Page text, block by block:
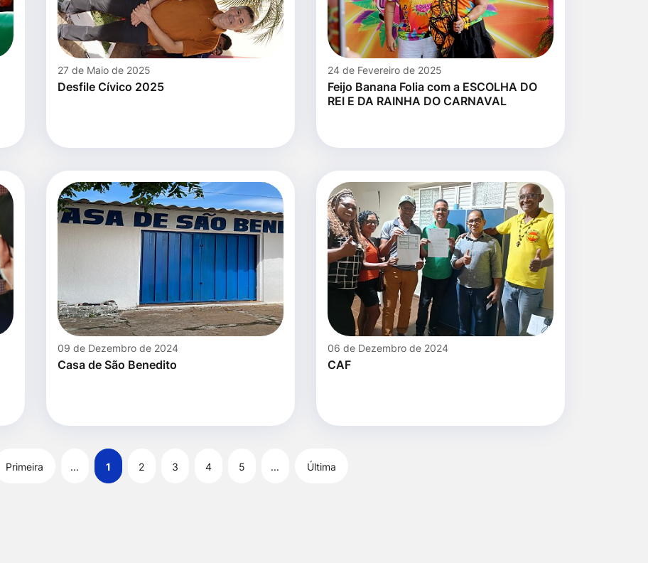
27 de Maio de 2025
Desfile Cívico 2025
24 de Fevereiro de 2025
Feijo Banana Folia com a ESCOLHA DO
REI E DA RAINHA DO CARNAVAL
09 de Dezembro de 2024
Casa de São Benedito
06 de Dezembro de 2024
CAF
Primeira ... 1 2 3 4 5 ... Última